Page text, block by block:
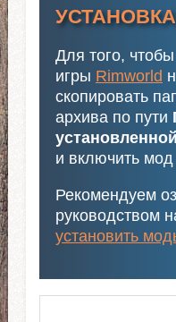
Для того,
игры Rimworld
скопировать
архива по пути
и включить
Рекомендуем
руководством
установить